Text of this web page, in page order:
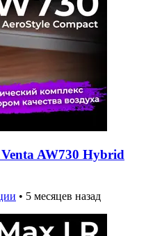
AW730 Hybrid
• 5 месяцев назад